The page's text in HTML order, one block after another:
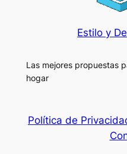
Estilo y
Las mejores propuestas
hogar
Política de